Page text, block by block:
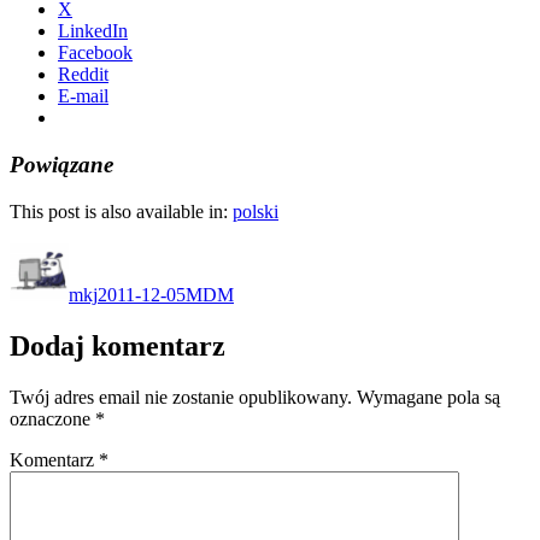
X
LinkedIn
Facebook
Reddit
E-mail
Powiązane
This post is also available in: polski
mkj2011-12-05MDM
Dodaj komentarz
Twój adres email nie zostanie opublikowany. Wymagane pola są
oznaczone *
Komentarz *